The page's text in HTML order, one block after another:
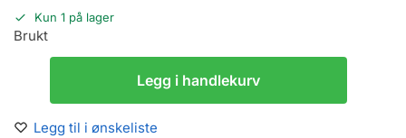
Kun 1 på lager
Brukt
Legg i handlekurv
Legg til i ønskeliste